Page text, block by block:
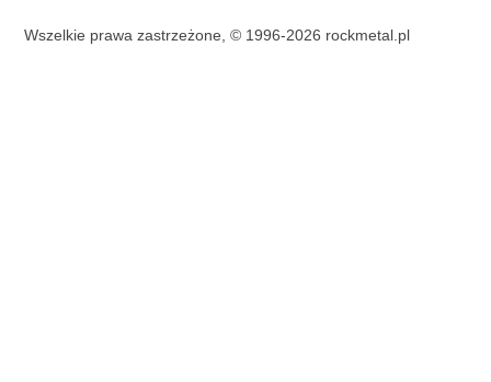
Wszelkie prawa zastrzeżone, © 1996-2026 rockmetal.pl